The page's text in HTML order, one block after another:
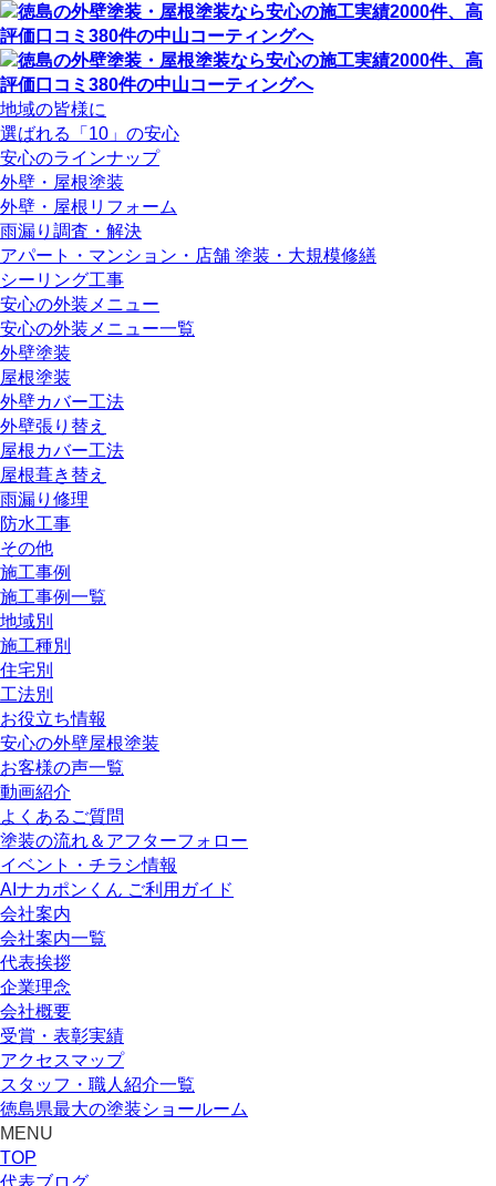
地域の皆様に
選ばれる「10」の安心
安心のラインナップ
外壁・屋根塗装
外壁・屋根リフォーム
雨漏り調査・解決
アパート・マンション・店舗 塗装・大規模修繕
シーリング工事
安心の外装メニュー
安心の外装メニュー一覧
外壁塗装
屋根塗装
外壁カバー工法
外壁張り替え
屋根カバー工法
屋根葺き替え
雨漏り修理
防水工事
その他
施工事例
施工事例一覧
地域別
施工種別
住宅別
工法別
お役立ち情報
安心の外壁屋根塗装
お客様の声一覧
動画紹介
よくあるご質問
塗装の流れ＆アフターフォロー
イベント・チラシ情報
AIナカポンくん ご利用ガイド
会社案内
会社案内一覧
代表挨拶
企業理念
会社概要
受賞・表彰実績
アクセスマップ
スタッフ・職人紹介一覧
徳島県最大の塗装ショールーム
MENU
TOP
代表ブログ